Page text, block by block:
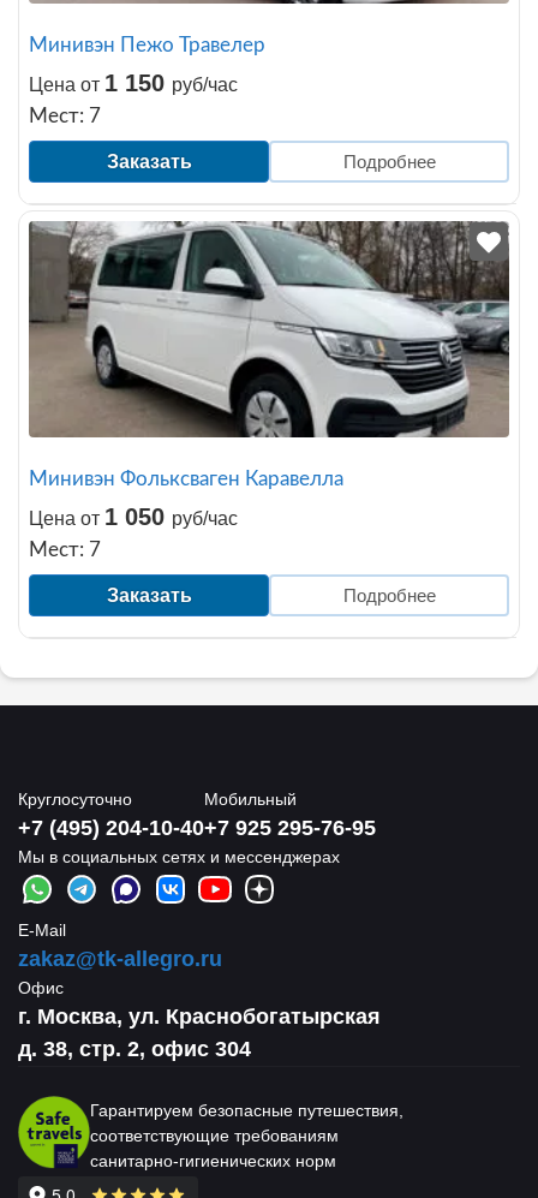
Минивэн Пежо Травелер
Цена от 1 150 руб/час
Мест: 7
Заказать Подробнее
Минивэн Фольксваген Каравелла
Цена от 1 050 руб/час
Мест: 7
Заказать Подробнее
Круглосуточно
+7 (495) 204-10-40
Мобильный
+7 925 295-76-95
Мы в социальных сетях и мессенджерах
E-Mail
zakaz@tk-allegro.ru
Офис
г. Москва, ул. Краснобогатырская
д. 38, стр. 2, офис 304
Гарантируем безопасные путешествия,
соответствующие требованиям
санитарно-гигиенических норм